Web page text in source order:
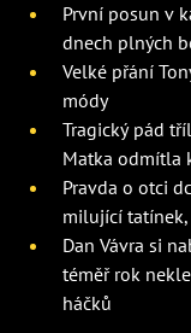
První posun v
dnech plných
Velké přání
módy
Tragický pád
Matka odmítla
Pravda o otci
milující
Dan Vávra si
téměř rok
háčků